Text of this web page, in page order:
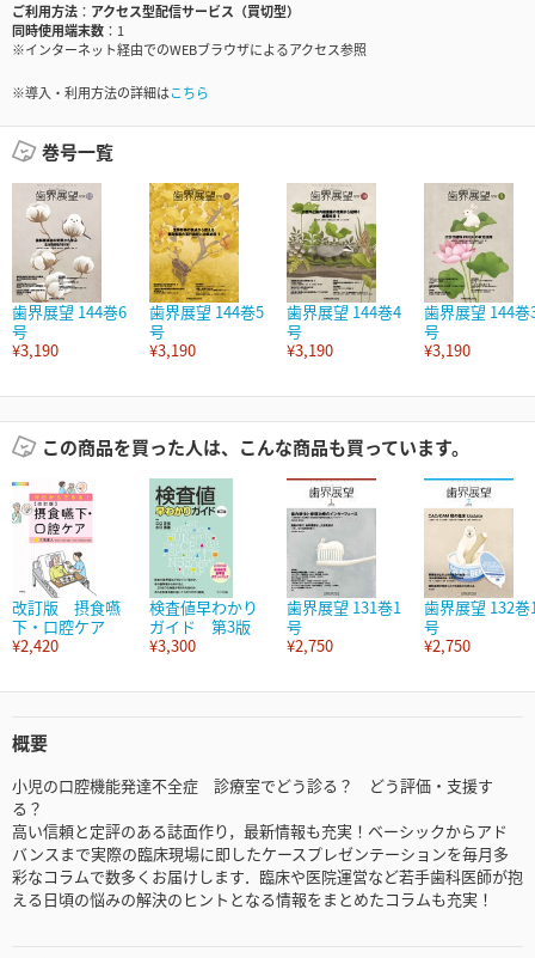
ご利用方法
アクセス型配信サービス（買切型）
同時使用端末数
1
※インターネット経由でのWEBブラウザによるアクセス参照
※導入・利用方法の詳細はこちら
巻号一覧
歯界展望 144巻6
号
¥3,190
歯界展望 144巻5
号
¥3,190
歯界展望 144巻4
号
¥3,190
歯界展望 144巻
号
¥3,190
この商品を買った人は、こんな商品も買っています。
改訂版 摂食嚥
下・口腔ケア
¥2,420
検査値早わかり
ガイド 第3版
¥3,300
歯界展望 131巻1
号
¥2,750
歯界展望 132巻
号
¥2,750
概要
小児の口腔機能発達不全症 診療室でどう診る？ どう評価・支援す
る？
高い信頼と定評のある誌面作り，最新情報も充実！ベーシックからアド
バンスまで実際の臨床現場に即したケースプレゼンテーションを毎月多
彩なコラムで数多くお届けします．臨床や医院運営など若手歯科医師が抱
える日頃の悩みの解決のヒントとなる情報をまとめたコラムも充実！